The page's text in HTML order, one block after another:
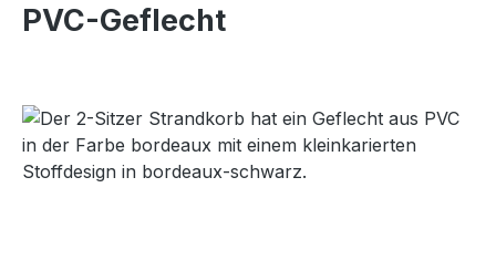
PVC-Geflecht
Bildergalerie überspringen